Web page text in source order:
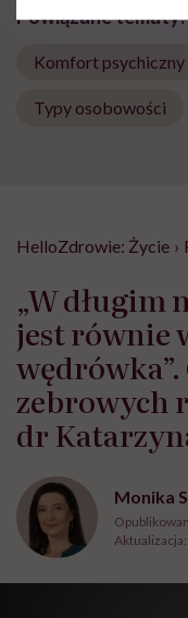
Powiązane tematy:
Komfort psychiczny
Typy osobowości
HelloZdrowie: Życie ›
„W długim
jest równie
zebrowych
dr
Monika
Aktualizacja: